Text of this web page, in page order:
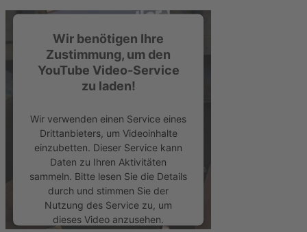
Wir benötigen Ihre
Zustimmung, um den
YouTube Video-Service
zu laden!
Wir verwenden einen Service eines
Drittanbieters, um Videoinhalte
einzubetten. Dieser Service kann
Daten zu Ihren Aktivitäten
sammeln. Bitte lesen Sie die Details
durch und stimmen Sie der
Nutzung des Service zu, um
dieses Video anzusehen.